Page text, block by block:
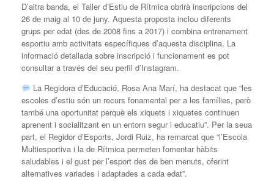
D’altra banda, el Taller d’Estiu de Rítmica obrirà inscripcions del
26 de maig al 10 de juny. Aquesta proposta inclou diferents
grups per edat (des de 2008 fins a 2017) i combina entrenament
esportiu amb activitats específiques d’aquesta disciplina. La
informació detallada sobre inscripció i funcionament es pot
consultar a través del seu perfil d’Instagram.
La Regidora d’Educació, Rosa Ana Marí, ha destacat que “les
escoles d’estiu són un recurs fonamental per a les famílies, però
també una oportunitat perquè els xiquets i xiquetes continuen
aprenent i socialitzant en un entorn segur i educatiu”. Per la seua
part, el Regidor d’Esports, Jordi Ruiz, ha remarcat que “l’Escola
Multiesportiva i la de Rítmica permeten fomentar hàbits
saludables i el gust per l’esport des de ben menuts, oferint
alternatives variades i adaptades a cada edat”.